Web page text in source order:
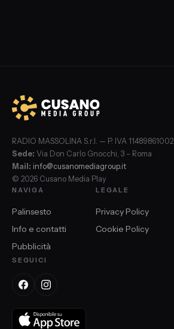
RADIO MASSOLINA S.r.l. — P. IVA 11489861002
Sede: Via Don Carlo Gnocchi, 3 – Roma
Mail: info@cusanomediagroup.it
© 2026 Cusano Media Play
NAVIGA
Palinsesto
Info e contatti
Pubblicità
LEGALE
Privacy Policy
Cookie Policy
SEGUICI